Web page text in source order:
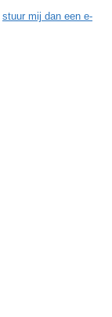
stuur mij dan een e-